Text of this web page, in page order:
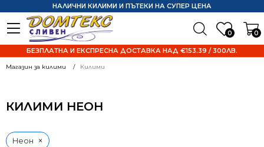
0 0
НАЛИЧНИ КИЛИМИ И ПЪТЕКИ НА СУПЕР ЦЕНА
БЕЗПЛАТНА И ЕКСПРЕСНА ДОСТАВКА НАД €153.39 / 300ЛВ.
Магазин за килими Килими
КИЛИМИ НЕОН
Неон ×